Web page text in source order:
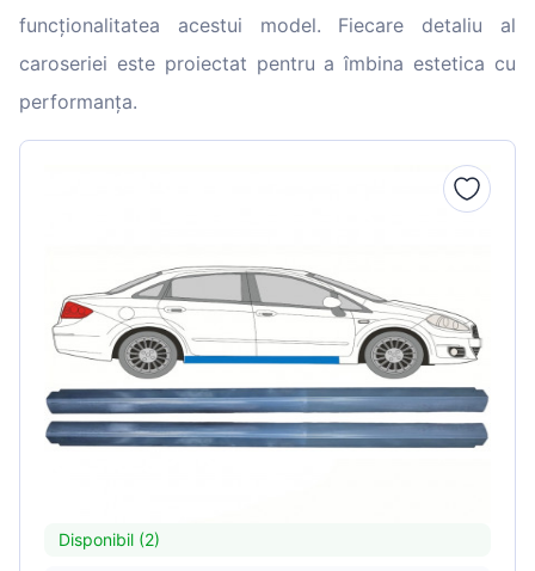
funcționalitatea acestui model. Fiecare detaliu al
caroseriei este proiectat pentru a îmbina estetica cu
performanța.
Disponibil (2)